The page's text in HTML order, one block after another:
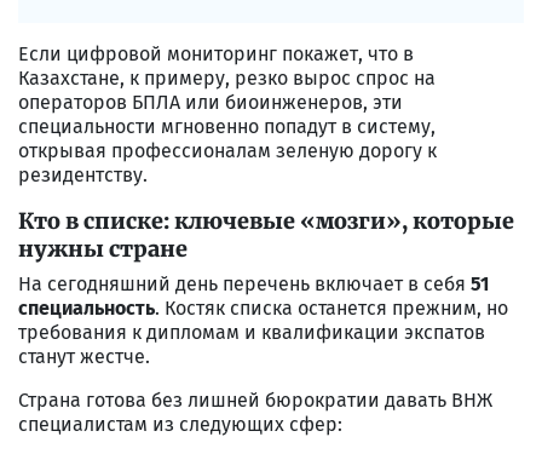
Если цифровой мониторинг покажет, что в
Казахстане, к примеру, резко вырос спрос на
операторов БПЛА или биоинженеров, эти
специальности мгновенно попадут в систему,
открывая профессионалам зеленую дорогу к
резидентству.
Кто в списке: ключевые «мозги», которые
нужны стране
На сегодняшний день перечень включает в себя 51
специальность. Костяк списка останется прежним, но
требования к дипломам и квалификации экспатов
станут жестче.
Страна готова без лишней бюрократии давать ВНЖ
специалистам из следующих сфер: